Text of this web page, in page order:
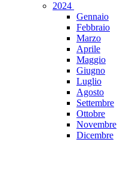
2024
Gennaio
Febbraio
Marzo
Aprile
Maggio
Giugno
Luglio
Agosto
Settembre
Ottobre
Novembre
Dicembre